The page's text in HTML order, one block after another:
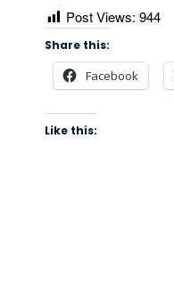
Post Views: 944
Share this:
Facebook
Like this: